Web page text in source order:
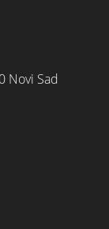
Novi Sad